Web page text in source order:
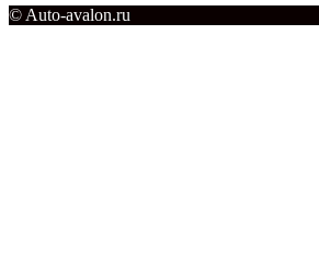
© Auto-avalon.ru